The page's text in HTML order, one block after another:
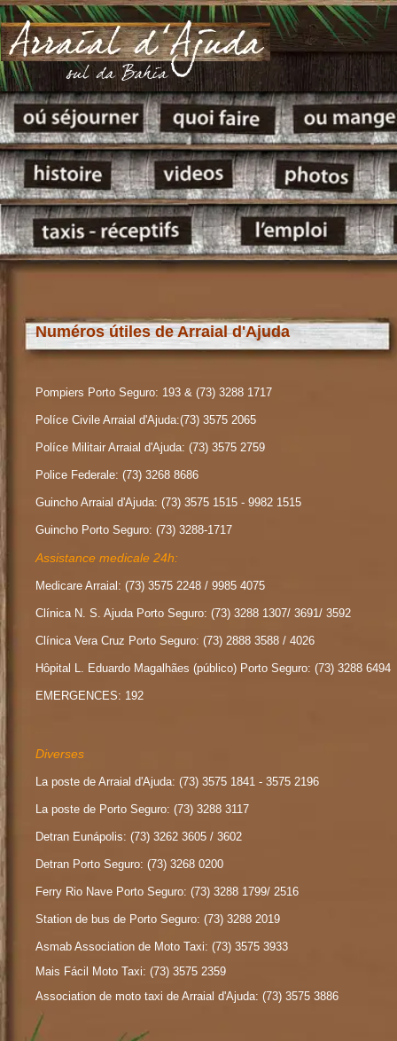
Numéros útiles de Arraial d'Ajuda
Pompiers Porto Seguro: 193 & (73) 3288 1717
Políce Civile Arraial d'Ajuda:(73) 3575 2065
Políce Militair Arraial d'Ajuda: (73) 3575 2759
Police Federale: (73) 3268 8686
Guincho Arraial d'Ajuda: (73) 3575 1515 - 9982 1515
Guincho Porto Seguro: (73) 3288-1717
Assistance medicale 24h:
Medicare Arraial: (73) 3575 2248 / 9985 4075
Clínica N. S. Ajuda Porto Seguro: (73) 3288 1307/ 3691/ 3592
Clínica Vera Cruz Porto Seguro: (73) 2888 3588 / 4026
Hôpital L. Eduardo Magalhães (público) Porto Seguro: (73) 3288 6494
EMERGENCES: 192
Diverses
La poste de Arraial d'Ajuda: (73) 3575 1841 - 3575 2196
La poste de Porto Seguro: (73) 3288 3117
Detran Eunápolis: (73) 3262 3605 / 3602
Detran Porto Seguro: (73) 3268 0200
Ferry Rio Nave Porto Seguro: (73) 3288 1799/ 2516
Station de bus de Porto Seguro: (73) 3288 2019
Asmab Association de Moto Taxi: (73) 3575 3933
Mais Fácil Moto Taxi: (73) 3575 2359
Association de moto taxi de Arraial d'Ajuda: (73) 3575 3886